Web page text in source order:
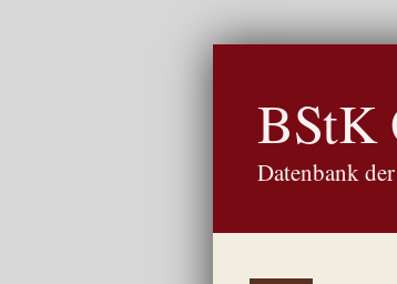
BStK
Datenbank